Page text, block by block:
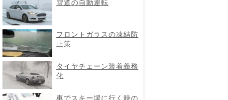
雪道の自動運転
フロントガラスの凍結防
止策
タイヤチェーン装着義務
化
車でスキー場に行く時の